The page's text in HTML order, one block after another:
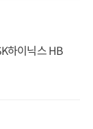
하이닉스 HB